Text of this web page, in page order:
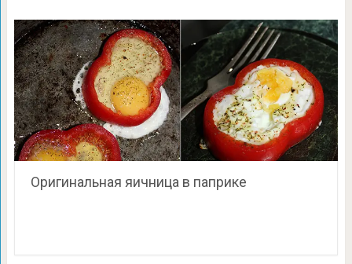
Оригинальная яичница в паприке